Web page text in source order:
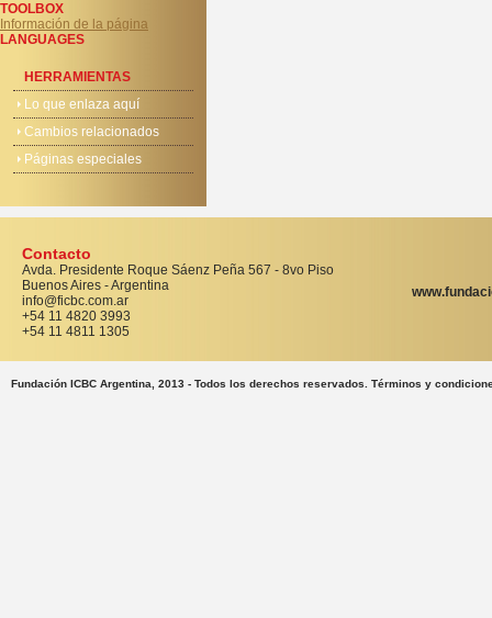
TOOLBOX
Información de la página
LANGUAGES
HERRAMIENTAS
Lo que enlaza aquí
Cambios relacionados
Páginas especiales
Contacto
Avda. Presidente Roque Sáenz Peña 567 - 8vo Piso
Buenos Aires - Argentina
info@ficbc.com.ar
+54 11 4820 3993
+54 11 4811 1305
Fundación ICBC Argentina, 2013 - Todos los derechos reservados. Términos y